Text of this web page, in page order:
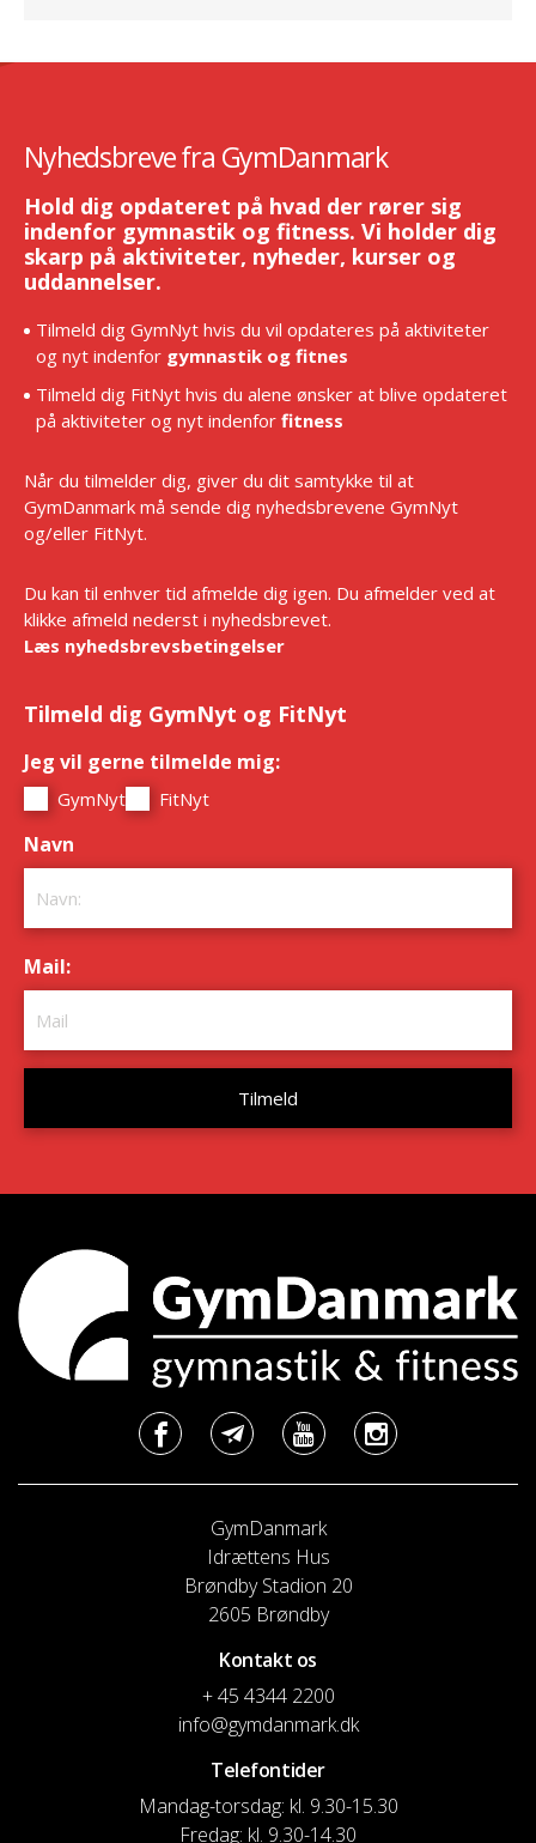
Nyhedsbreve fra GymDanmark
Hold dig opdateret på hvad der rører sig
indenfor gymnastik og fitness. Vi holder dig
skarp på aktiviteter, nyheder, kurser og
uddannelser.
Tilmeld dig GymNyt hvis du vil opdateres på aktiviteter
og nyt indenfor gymnastik og fitnes
Tilmeld dig FitNyt hvis du alene ønsker at blive opdateret
på aktiviteter og nyt indenfor fitness
Når du tilmelder dig, giver du dit samtykke til at
GymDanmark må sende dig nyhedsbrevene GymNyt
og/eller FitNyt.
Du kan til enhver tid afmelde dig igen. Du afmelder ved at
klikke afmeld nederst i nyhedsbrevet.
Læs nyhedsbrevsbetingelser
Tilmeld dig GymNyt og FitNyt
Jeg vil gerne tilmelde mig:
GymNyt FitNyt
Navn
Mail:
GymDanmark
Idrættens Hus
Brøndby Stadion 20
2605 Brøndby
Kontakt os
+ 45 4344 2200
info@gymdanmark.dk
Telefontider
Mandag-torsdag: kl. 9.30-15.30
Fredag: kl. 9.30-14.30